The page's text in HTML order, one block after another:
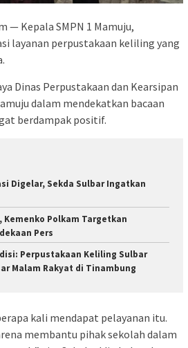
— Kepala SMPN 1 Mamuju,
layanan perpustakaan keliling yang
Dinas Perpustakaan dan Kearsipan
dalam mendekatkan bacaan
berdampak positif.
Digelar, Sekda Sulbar Ingatkan
Polkam Targetkan
Pers
Perpustakaan Keliling Sulbar
Malam Rakyat di Tinambung
kali mendapat pelayanan itu.
membantu pihak sekolah dalam